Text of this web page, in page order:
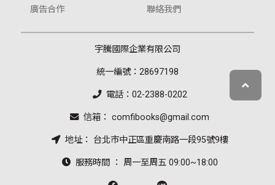
廣告合作
聯絡我們
宇騰國際企業有限公司
統一編號：28697198
電話：02-2388-0202
信箱： comfibooks@gmail.com
地址： 台北市中正區重慶南路一段95號9樓
服務時間 ： 周一至周五 09:00~18:00